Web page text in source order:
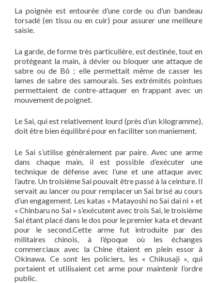
La poignée est entourée d’une corde ou d’un bandeau
torsadé (en tissu ou en cuir) pour assurer une meilleure
saisie.
La garde, de forme très particulière, est destinée, tout en
protégeant la main, à dévier ou bloquer une attaque de
sabre ou de Bô ; elle permettait même de casser les
lames de sabre des samouraïs. Ses extrémités pointues
permettaient de contre-attaquer en frappant avec un
mouvement de poignet.
Le Sai, qui est relativement lourd (près d’un kilogramme),
doit être bien équilibré pour en faciliter son maniement.
Le Sai s’utilise généralement par paire. Avec une arme
dans chaque main, il est possible d’exécuter une
technique de défense avec l’une et une attaque avec
l’autre. Un troisième Sai pouvait être passé à la ceinture. Il
servait au lancer ou pour remplacer un Sai brisé au cours
d’un engagement. Les katas « Matayoshi no Sai dai ni » et
« Chinbaru no Sai » s’exécutent avec trois Sai, le troisième
Sai étant placé dans le dos pour le premier kata et devant
pour le second.Cette arme fut introduite par des
militaires chinois, à l’époque où les échanges
commerciaux avec la Chine étaient en plein essor à
Okinawa. Ce sont les policiers, les « Chikusaji », qui
portaient et utilisaient cet arme pour maintenir l’ordre
public.